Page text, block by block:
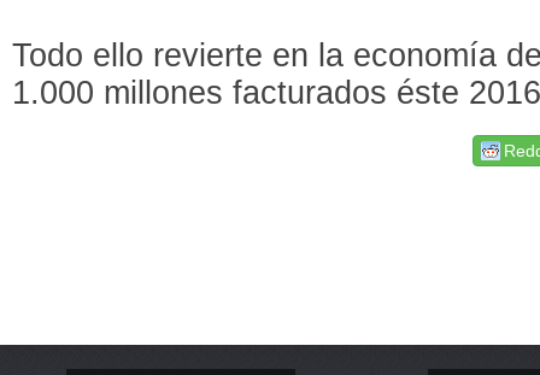
Todo ello revierte en la economía
1.000 millones facturados éste